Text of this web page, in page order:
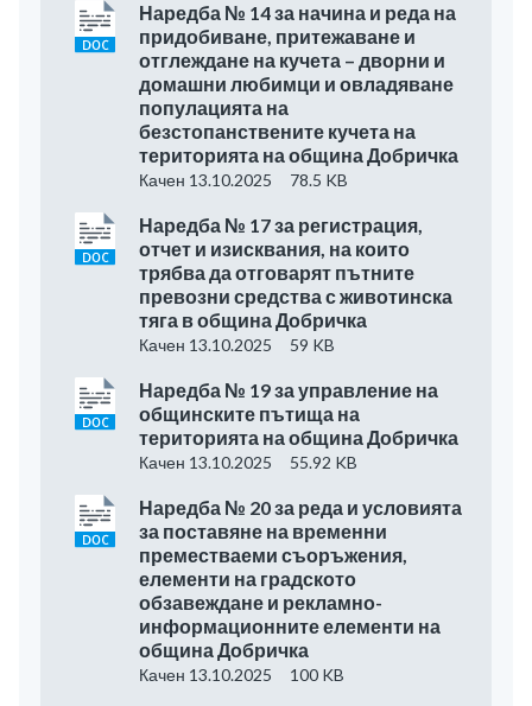
Наредба № 14 за начина и реда на
придобиване, притежаване и
отглеждане на кучета – дворни и
домашни любимци и овладяване
популацията на
безстопанствените кучета на
територията на община Добричка
Качен 13.10.2025 78.5 KB
Наредба № 17 за регистрация,
отчет и изисквания, на които
трябва да отговарят пътните
превозни средства с животинска
тяга в община Добричка
Качен 13.10.2025 59 KB
Наредба № 19 за управление на
общинските пътища на
територията на община Добричка
Качен 13.10.2025 55.92 KB
Наредба № 20 за реда и условията
за поставяне на временни
преместваеми съоръжения,
елементи на градското
обзавеждане и рекламно-
информационните елементи на
община Добричка
Качен 13.10.2025 100 KB